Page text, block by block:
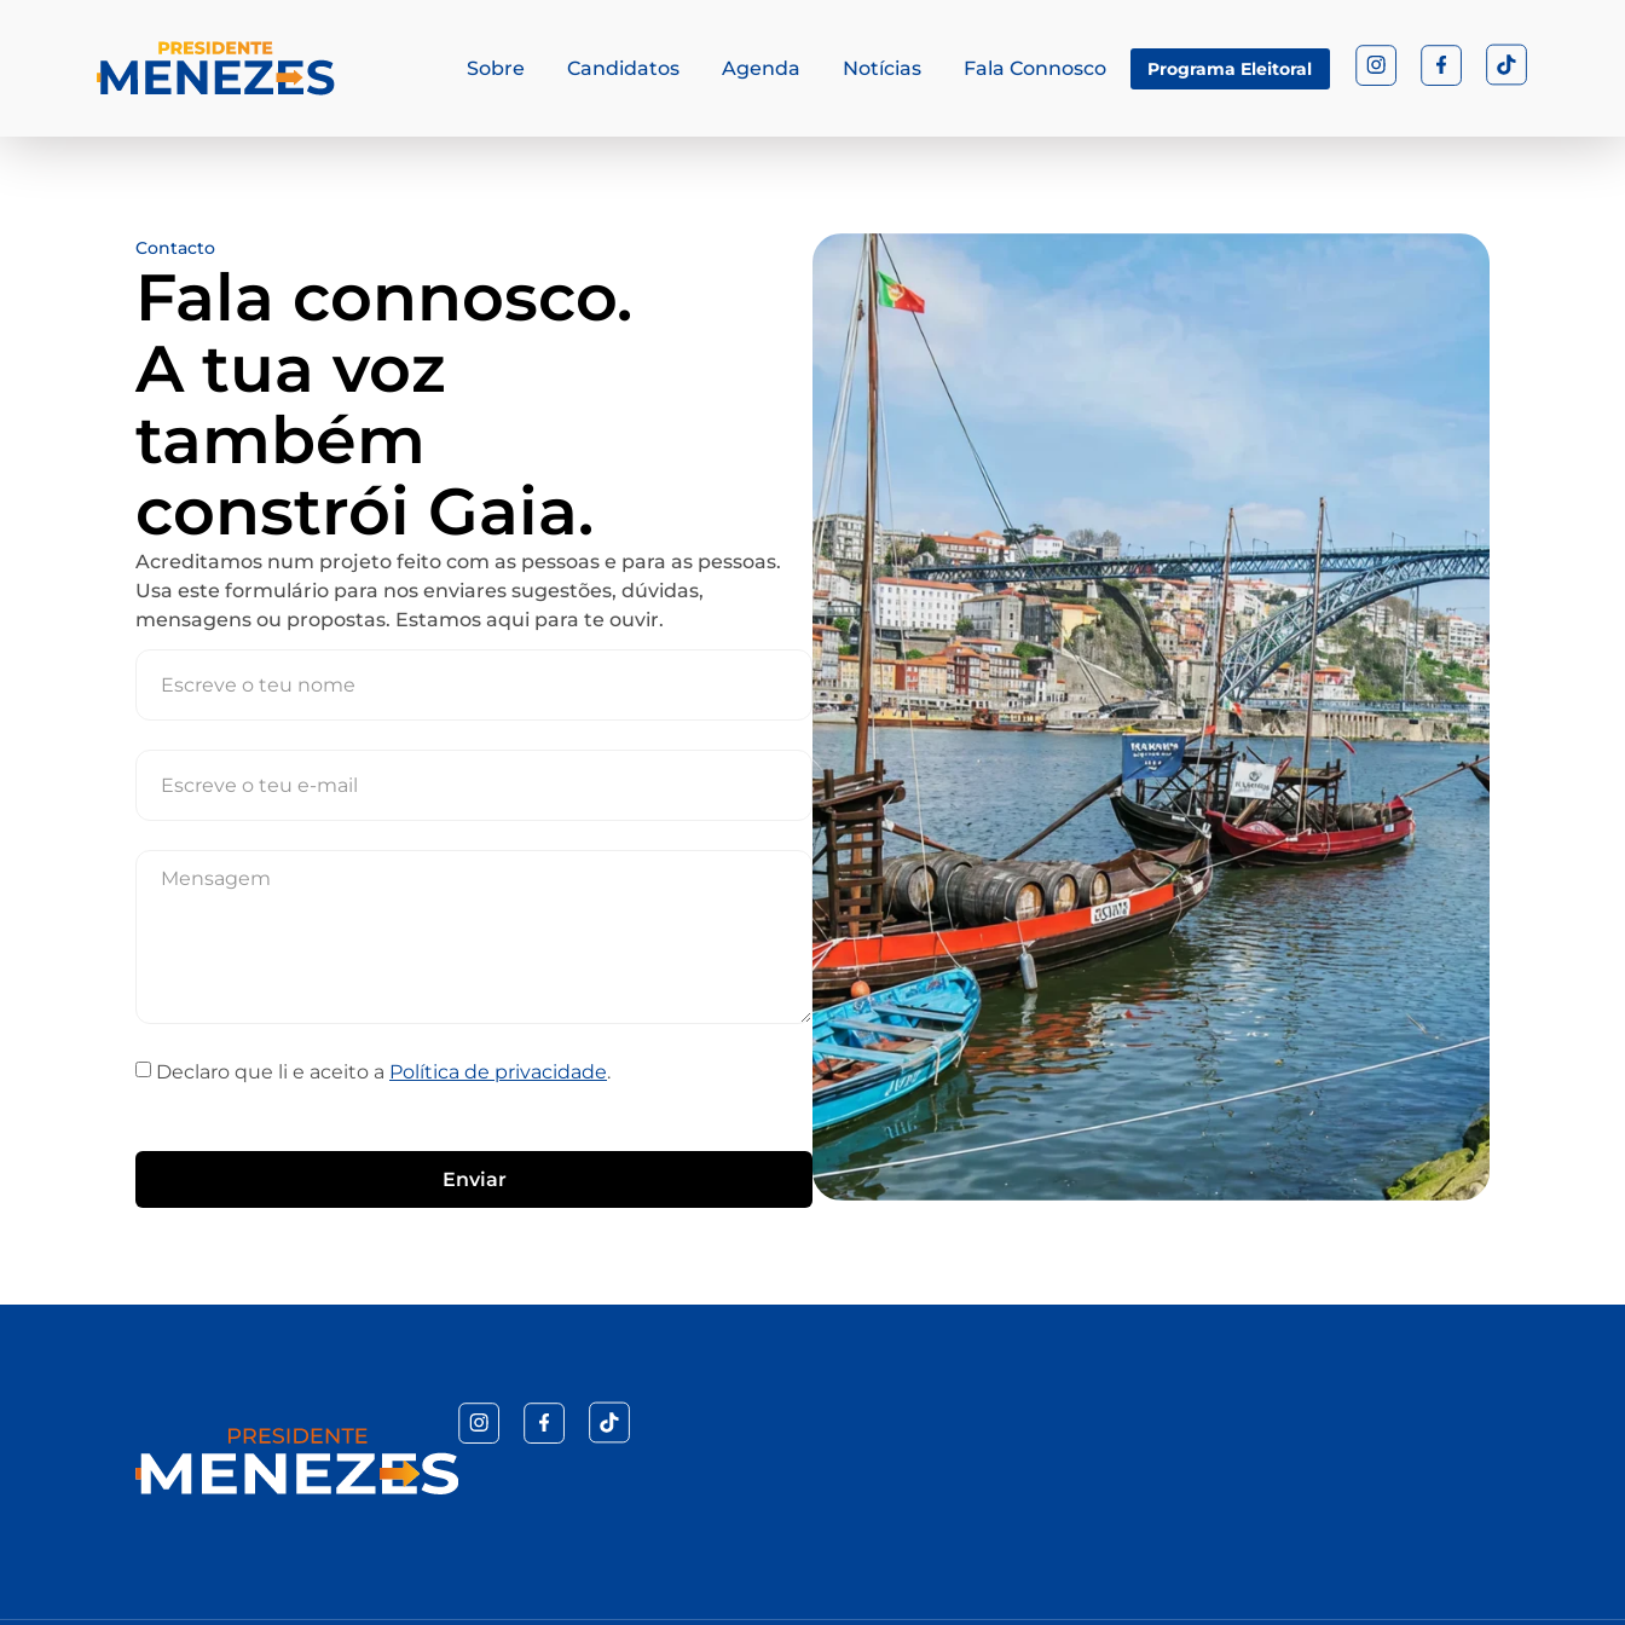
Sobre Candidatos Agenda Notícias Fala Connosco Programa Eleitoral
Contacto
Fala connosco.
A tua voz
também
constrói Gaia.
Acreditamos num projeto feito com as pessoas e para as pessoas.
Usa este formulário para nos enviares sugestões, dúvidas,
mensagens ou propostas. Estamos aqui para te ouvir.
Declaro que li e aceito a Política de privacidade.
Enviar